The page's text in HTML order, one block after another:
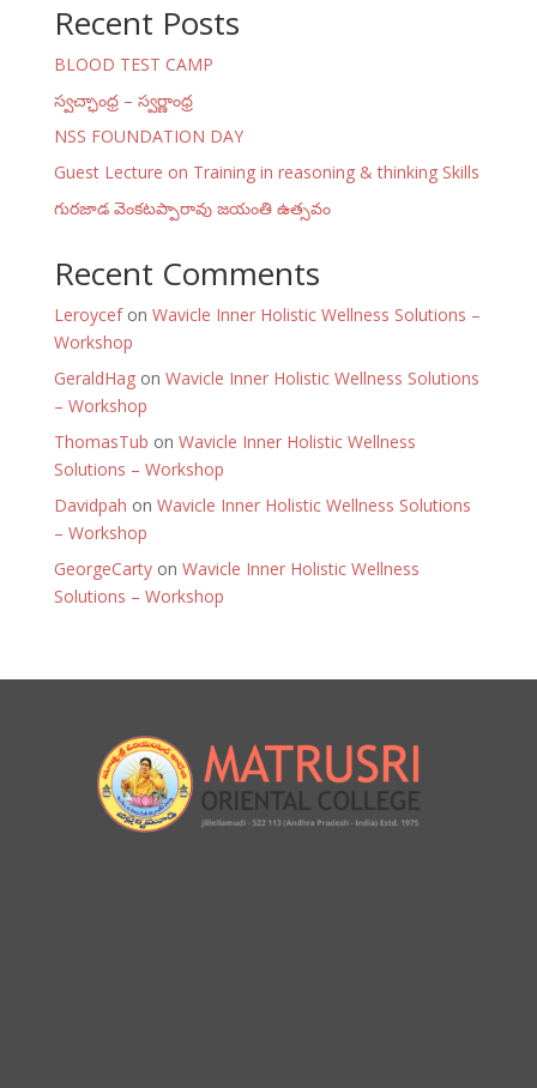
Recent Posts
BLOOD TEST CAMP
స్వచ్ఛాంధ్ర – స్వర్ణాంధ్ర
NSS FOUNDATION DAY
Guest Lecture on Training in reasoning & thinking Skills
గురజాడ వెంకటప్పారావు జయంతి ఉత్సవం
Recent Comments
Leroycefon Wavicle Inner Holistic Wellness Solutions –
Workshop
GeraldHagon Wavicle Inner Holistic Wellness Solutions
– Workshop
ThomasTub on Wavicle Inner Holistic Wellness
Solutions – Workshop
Davidpah on Wavicle Inner Holistic Wellness Solutions
– Workshop
GeorgeCartyon Wavicle Inner Holistic Wellness
Solutions – Workshop